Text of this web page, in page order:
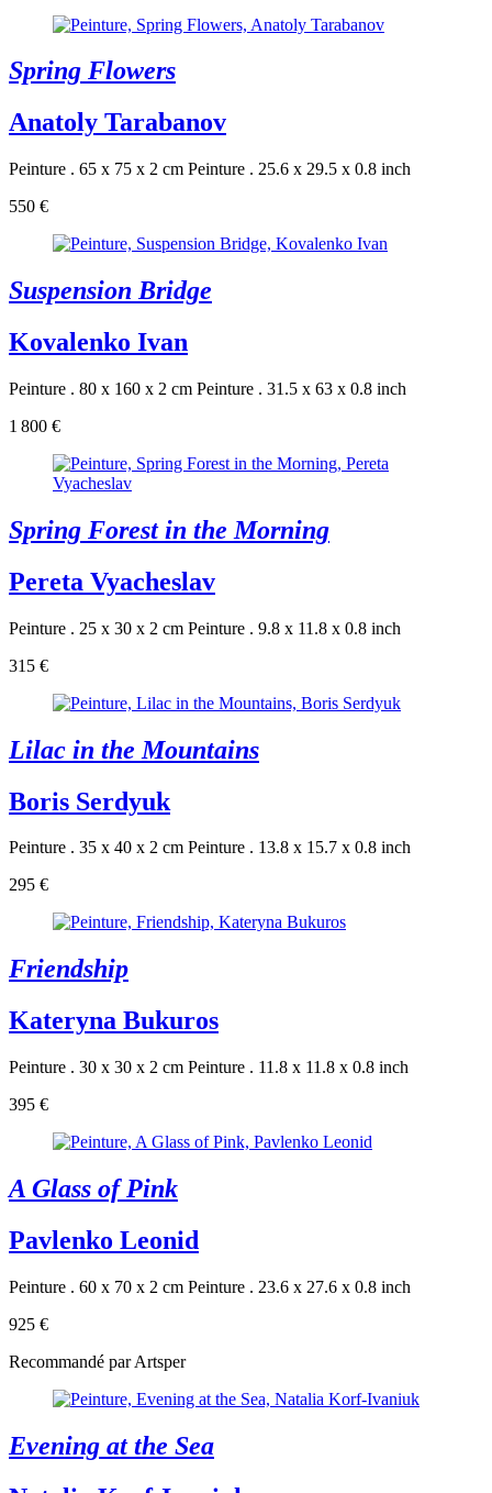
Spring Flowers
Anatoly Tarabanov
Peinture . 65 x 75 x 2 cm Peinture . 25.6 x 29.5 x 0.8 inch
550 €
Suspension Bridge
Kovalenko Ivan
Peinture . 80 x 160 x 2 cm Peinture . 31.5 x 63 x 0.8 inch
1 800 €
Spring Forest in the Morning
Pereta Vyacheslav
Peinture . 25 x 30 x 2 cm Peinture . 9.8 x 11.8 x 0.8 inch
315 €
Lilac in the Mountains
Boris Serdyuk
Peinture . 35 x 40 x 2 cm Peinture . 13.8 x 15.7 x 0.8 inch
295 €
Friendship
Kateryna Bukuros
Peinture . 30 x 30 x 2 cm Peinture . 11.8 x 11.8 x 0.8 inch
395 €
A Glass of Pink
Pavlenko Leonid
Peinture . 60 x 70 x 2 cm Peinture . 23.6 x 27.6 x 0.8 inch
925 €
Recommandé par Artsper
Evening at the Sea